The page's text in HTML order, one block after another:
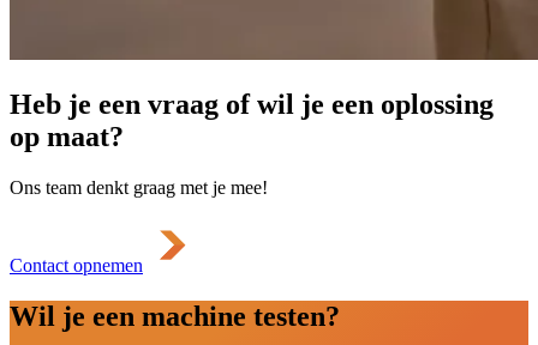
Heb je een vraag of wil je een oplossing
op maat?
Ons team denkt graag met je mee!
Contact opnemen
Wil je een machine testen?